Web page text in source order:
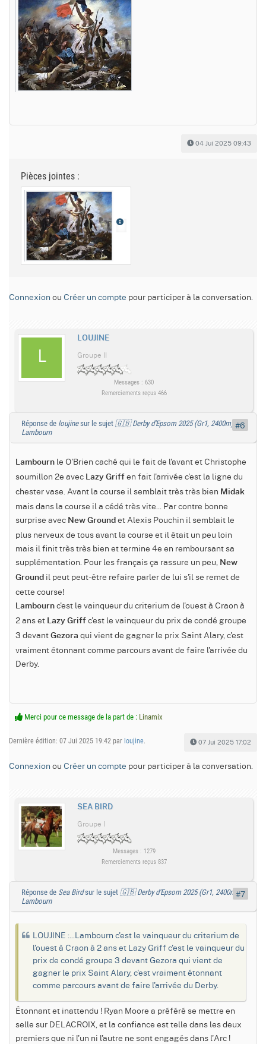
04 Jui 2025 09:43
Pièces jointes :
Connexion ou Créer un compte pour participer à la conversation.
LOUJINE
Groupe II
Messages : 630
Remerciements reçus 466
Réponse de loujinesur le sujet 🇬🇧 Derby d'Epsom 2025 (Gr1, 2400m) :
Lambourn
Lambourn le O'Brien caché qui le fait de l'avant et Christophe
soumillon 2e avec
Lazy Griff en fait l'arrivée c'est la ligne du
chester vase. Avant la course il semblait très très bien Midak
mais dans la course il a cédé très vite... Par contre bonne
surprise avec New Ground et Alexis Pouchin il semblait le
plus nerveux de tous avant la course et il était un peu loin
mais il finit très très bien et termine 4e en remboursant sa
supplémentation. Pour les français ça rassure un peu,
New
Ground il peut peut-être refaire parler de lui s'il se remet de
cette course!
Lambourn c'est le vainqueur du criterium de l'ouest à Craon à
2 ans et
Lazy Griff c'est le vainqueur du prix de condé groupe
3 devant Gezora qui vient de gagner le prix Saint Alary, c'est
vraiment étonnant comme parcours avant de faire l'arrivée du
Derby.
Merci pour ce message de la part de : Linamix
Dernière édition: 07 Jui 2025 19:42 par loujine. 07 Jui 2025 17:02
#6
Connexion ou Créer un compte pour participer à la conversation.
SEA BIRD
Groupe I
Messages : 1279
Remerciements reçus 837
Réponse de Sea Birdsur le sujet 🇬🇧 Derby d'Epsom 2025 (Gr1, 2400m) :
Lambourn
LOUJINE :...Lambourn c'est le vainqueur du criterium de
l'ouest à Craon à 2 ans et Lazy Griff c'est le vainqueur du
prix de condé groupe 3 devant Gezora qui vient de
gagner le prix Saint Alary, c'est vraiment étonnant
comme parcours avant de faire l'arrivée du Derby.
Étonnant et inattendu ! Ryan Moore a préféré se mettre en
selle sur DELACROIX, et la confiance est telle dans les deux
premiers que ni l'un ni l'autre ne sont engagés dans l'Arc !
#7